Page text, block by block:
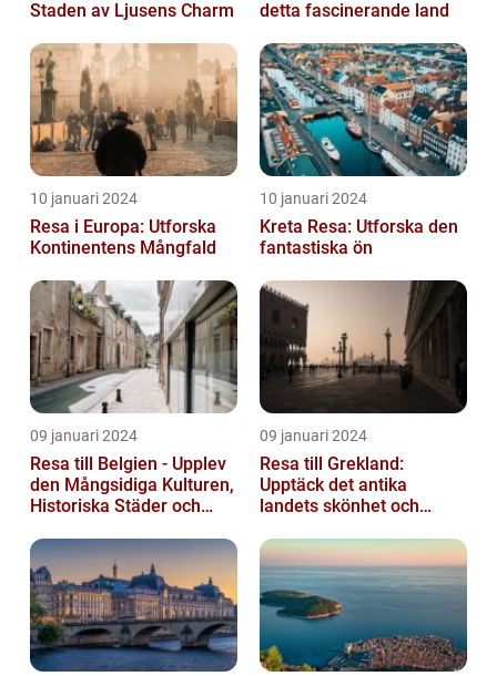
Staden av Ljusens Charm
detta fascinerande land
10 januari 2024
Resa i Europa: Utforska
Kontinentens Mångfald
10 januari 2024
Kreta Resa: Utforska den
fantastiska ön
09 januari 2024
Resa till Belgien - Upplev
den Mångsidiga Kulturen,
Historiska Städer och
09 januari 2024
Resa till Grekland:
Upptäck det antika
landets skönhet och